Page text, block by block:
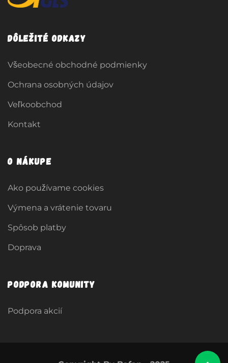
Dôležité odkazy
Všeobecné obchodné podmienky
Ochrana osobných údajov
Veľkoobchod
Kontakt
O nákupe
Ako používame cookies
Výmena a vrátenie tovaru
Spôsob platby
Doprava
Podpora komunity
Podpora akcií